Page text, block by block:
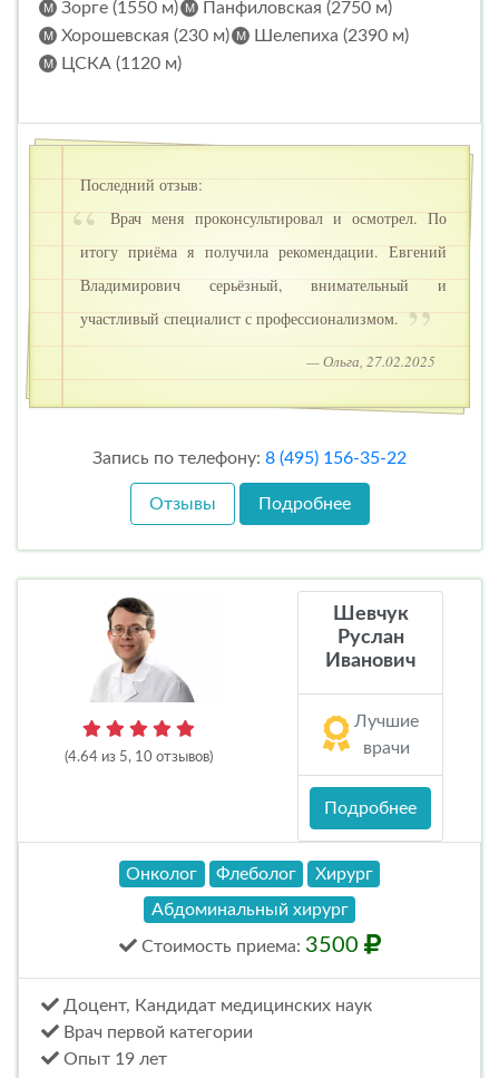
Зорге (1550 м)
Панфиловская (2750 м)
Хорошевская (230 м)
Шелепиха (2390 м)
ЦСКА (1120 м)
Последний отзыв:
Врач меня проконсультировал и осмотрел. По
итогу приёма я получила рекомендации. Евгений
Владимирович серьёзный, внимательный и
участливый специалист с профессионализмом.
— Ольга, 27.02.2025
Запись по телефону: 8 (495) 156-35-22
Отзывы Подробнее
(4.64 из 5, 10 отзывов)
Шевчук
Руслан
Иванович
Лучшие
врачи
Подробнее
Онколог Флеболог
Хирург
Абдоминальный хирург
Стоимость приема: 3500
Доцент, Кандидат медицинских наук
Врач первой категории
Опыт 19 лет